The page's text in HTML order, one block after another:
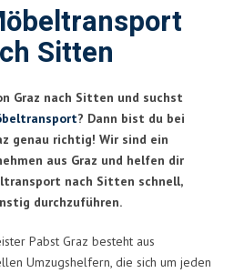
Sitten
Graz nach Sitten und suchst
? Dann bist du bei
genau richtig! Wir sind ein
aus Graz und helfen dir
nach Sitten schnell,
durchzuführen.
Pabst Graz besteht aus
Umzugshelfern, die sich um jeden